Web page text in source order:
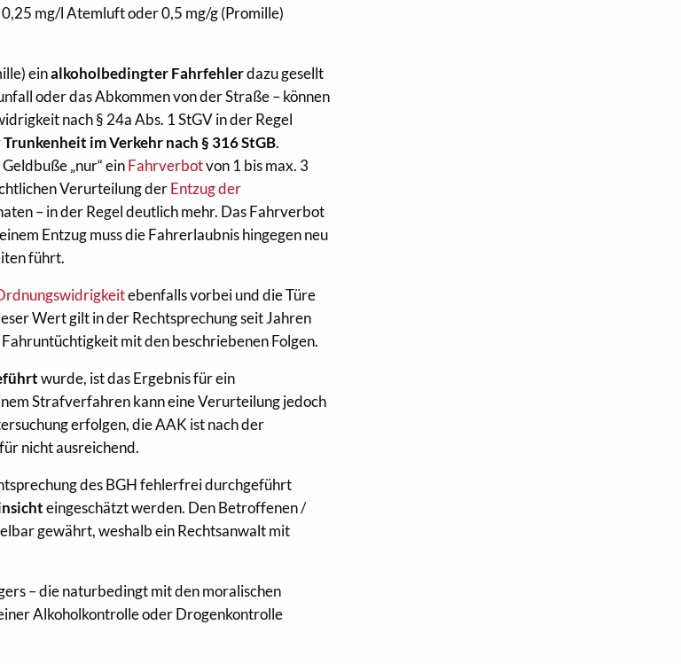
mg/l Atemluft oder 0,5 mg/g (Promille)
einalkoholbedingter Fahrfehlerdazu gesellt
oder das Abkommen von der Straße – können
nach § 24a Abs. 1 StGV in der Regel
Trunkenheit im Verkehr nach § 316 StGB.
„nur“ einFahrverbotvon 1 bis max. 3
Verurteilung derEntzug der
– in der Regel deutlich mehr. Das Fahrverbot
Entzug muss die Fahrerlaubnis hingegen neu
führt.
ebenfalls vorbei und die Türe
Wert gilt in der Rechtsprechung seit Jahren
mit den beschriebenen Folgen.
wurde, ist das Ergebnis für ein
Strafverfahren kann eine Verurteilung jedoch
erfolgen, die AAK ist nach der
nicht ausreichend.
des BGH fehlerfrei durchgeführt
eingeschätzt werden. Den Betroffenen /
gewährt, weshalb ein Rechtsanwalt mit
– die naturbedingt mit den moralischen
Alkoholkontrolle oder Drogenkontrolle